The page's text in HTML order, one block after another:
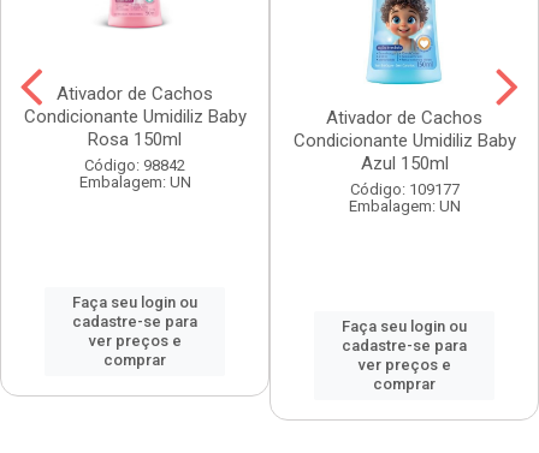
Ativador de Cachos
Condicionante Umidiliz Baby
Rosa 150ml
Código: 98842
Embalagem: UN
Faça seu login ou
cadastre-se para
ver preços e
comprar
Ativador de Cachos
Condicionante Umidiliz Baby
Azul 150ml
Código: 109177
Embalagem: UN
Faça seu login ou
cadastre-se para
ver preços e
comprar